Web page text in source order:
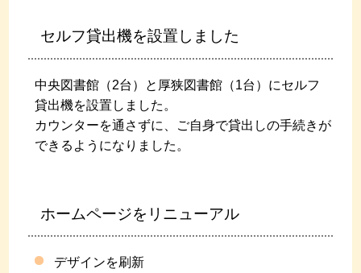
セルフ貸出機を設置しました
中央図書館（2台）と厚狭図書館（1台）にセルフ
貸出機を設置しました。
カウンターを通さずに、ご自身で貸出しの手続きが
できるようになりました。
ホームページをリニューアル
デザインを刷新